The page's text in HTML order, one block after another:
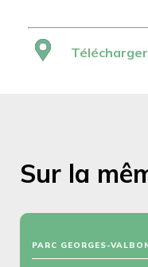
Sur la
PARC GEORGES-